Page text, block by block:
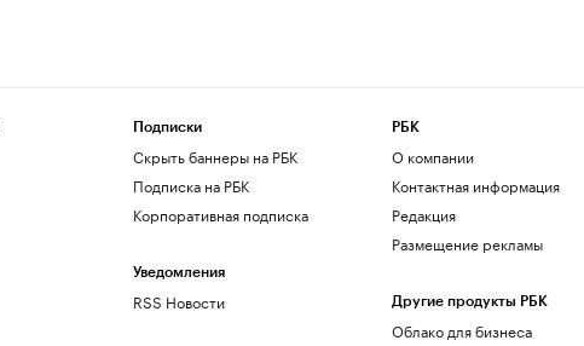
Подписки
Скрыть баннеры на РБК
Подписка на РБК
Корпоративная подписка
Уведомления
RSS Новости
РБК
О компании
Контактная информация
Редакция
Размещение рекламы
Другие продукты РБК
Облако для бизнеса